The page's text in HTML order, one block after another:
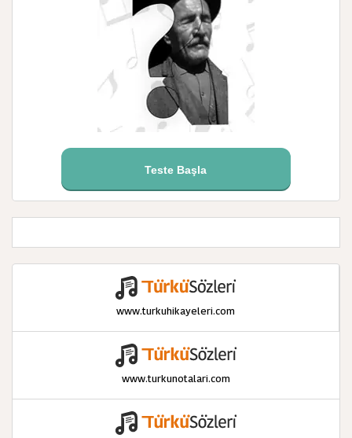
duygulu, samimi kişiliğiyle tanınmıştır. İçki ve sigara
kullanmayışı onun hiçbir zaman “aşırı” davranışlarda
bulunmamasının sebebi olarak gösterilir.
Ancak bu fazlasıyla hassas mizacı kendisine her zaman
ağır faturalar çıkarmıştır. Bilhassa hayatının son
döneminde yaşadığı talihsiz olay karşısında dayanma
gücünü yitirmiştir. 1969 yılının ilk yarısıdır. Kayahan o
sıralar Galatasaray Kalyoncu Kulluk´ta Ömer İnönü´ye ait
bir evde oturmaktadır. Bir gece akrabalarından Avni
Kurtbilek´in evine misafir olarak gitmiştir. Gece yarısı eve
döndüğünde evinin soyulduğunu görür. Bütün plakları,
elbiseleri, kıymetli özel eşyaları, evinde ne varsa
götürülmüştür. Olay karşısında şok geçiren Kayahan
hastaneye kaldırılır. Çilelerle ve sıkıntılarla dolu bir
gönlü dirençsiz kalmıştır. Yaklaşık bir ay hastanede yatar.
Doktorların olağanüstü çabalarına rağmen
kurtarılamayarak 22 Nisan 1969 Salı günü yaşama veda
eder. Zincirlikuyu Mezarlığı´nda defnedilmiştir.
KAYNAK : www.turkusokagi.com
Teste Başla
www.turkuhikayeleri.com
www.turkunotalari.com